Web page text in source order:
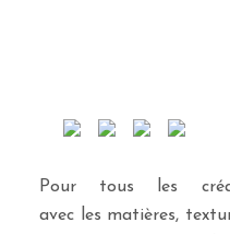
Pour tous les
avec les matières,